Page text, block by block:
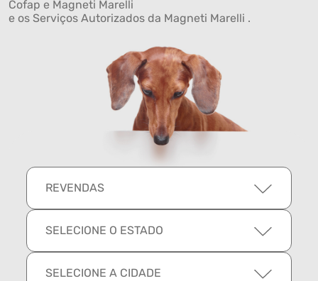
Cofap e Magneti Marelli
e os Serviços Autorizados da Magneti Marelli .
REVENDAS
SELECIONE O ESTADO
SELECIONE A CIDADE